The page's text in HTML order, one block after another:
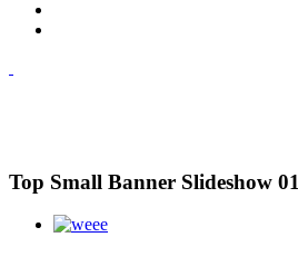
Top Small Banner Slideshow 01